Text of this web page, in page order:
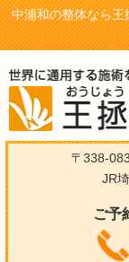
中浦和の整体なら王
〒338-
JR
ご予